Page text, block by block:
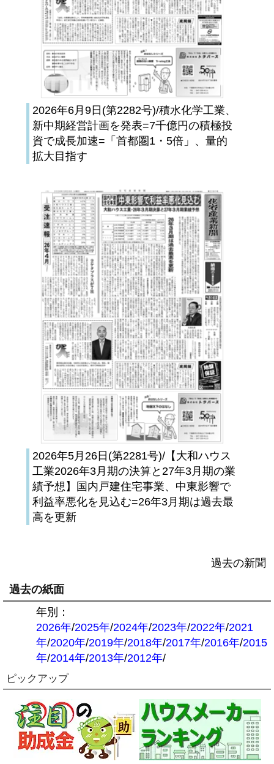
2026年6月9日(第2282号)/積水化学工業、
新中期経営計画を発表=7千億円の積極投
資で成長加速=「首都圏1・5倍」、量的
拡大目指す
2026年5月26日(第2281号)/【大和ハウス
工業2026年3月期の決算と27年3月期の業
績予想】国内戸建住宅事業、中東影響で
利益率悪化を見込む=26年3月期は過去最
高を更新
過去の新聞
過去の紙面
年別：
2026年/2025年/2024年/2023年/2022年/2021
年/2020年/2019年/2018年/2017年/2016年/2015
年/2014年/2013年/2012年/
ピックアップ